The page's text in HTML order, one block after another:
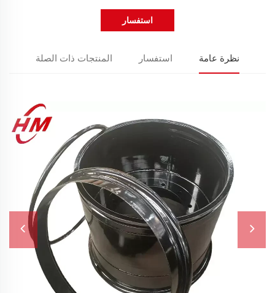
استفسار
نظرة عامة استفسار المنتجات ذات الصلة